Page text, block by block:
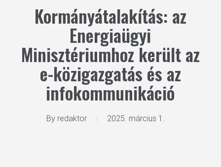
Kormányátalakítás: az
Energiaügyi
Minisztériumhoz került az
e-közigazgatás és az
infokommunikáció
By redaktor 2025. március 1.